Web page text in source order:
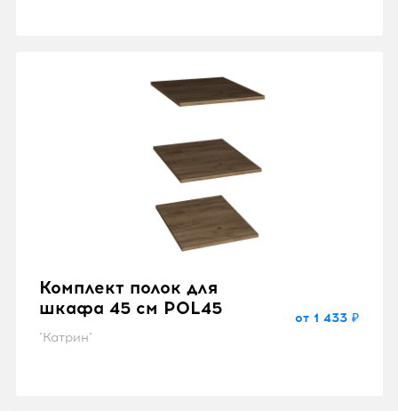
Комплект полок для
шкафа 45 см POL45
"Катрин"
от 1 433 ₽